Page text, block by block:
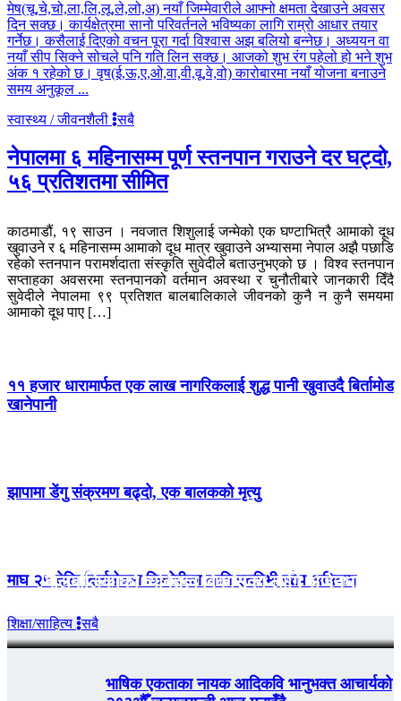
मेष(चू,चे,चो,ला,लि,लू,ले,लो,अ) नयाँ जिम्मेवारीले आफ्नो क्षमता देखाउने अवसर
दिन सक्छ। कार्यक्षेत्रमा सानो परिवर्तनले भविष्यका लागि राम्रो आधार तयार
गर्नेछ। कसैलाई दिएको वचन पूरा गर्दा विश्वास अझ बलियो बन्नेछ। अध्ययन वा
नयाँ सीप सिक्ने सोचले पनि गति लिन सक्छ। आजको शुभ रंग पहेलो हो भने शुभ
अंक १ रहेको छ। वृष(ई,ऊ,ए,ओ,वा,वी,वू,वे,वो) कारोबारमा नयाँ योजना बनाउने
समय अनुकूल ...
स्वास्थ्य / जीवनशैली सबै
नेपालमा ६ महिनासम्म पूर्ण स्तनपान गराउने दर घट्दो,
५६ प्रतिशतमा सीमित
काठमाडौं, १९ साउन । नवजात शिशुलाई जन्मेको एक घण्टाभित्रै आमाको दूध
खुवाउने र ६ महिनासम्म आमाको दूध मात्र खुवाउने अभ्यासमा नेपाल अझै पछाडि
रहेको स्तनपान परामर्शदाता संस्कृति सुवेदीले बताउनुभएको छ । विश्व स्तनपान
सप्ताहका अवसरमा स्तनपानको वर्तमान अवस्था र चुनौतीबारे जानकारी दिँदै
सुवेदीले नेपालमा ९९ प्रतिशत बालबालिकाले जीवनको कुनै न कुनै समयमा
आमाको दूध पाए […]
११ हजार धारामार्फत एक लाख नागरिकलाई शुद्ध पानी खुवाउदै बिर्तामोड
खानेपानी
झापामा डेंगु संक्रमण बढ्दो, एक बालकको मृत्यु
माघ २५ देखि बिर्तामोडमा किशोरीका लागि एचपिभी खोप अभियान
शिक्षा/साहित्य सबै
बालबालिकाको व्यक्तित्व विकासका लागि अर्जुनधारामा
भाषिक एकताका नायक आदिकवि भानुभक्त आचार्यको